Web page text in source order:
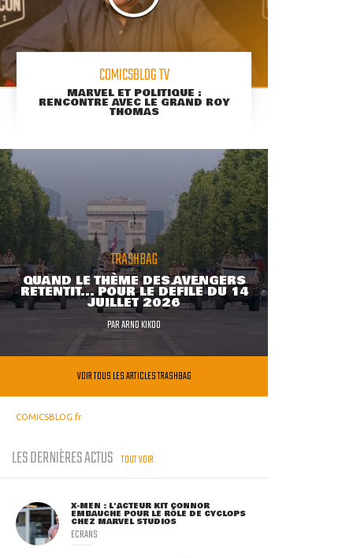
COMICSBLOG TV
MARVEL ET POLITIQUE :
RENCONTRE AVEC LE GRAND ROY
THOMAS
TRASHBAG
QUAND LE THÈME DES AVENGERS
RETENTIT... POUR LE DÉFILÉ DU 14
JUILLET 2026
PARARNO KIKOO
VOIR TOUS LES ARTICLES TRASHBAG
COMICSBLOG.fr
LES DERNIÈRES ACTUS TOUT VOIR
X-MEN : L'ACTEUR KIT CONNOR
EMBAUCHÉ POUR LE RÔLE DE CYCLOPS
CHEZ MARVEL STUDIOS
ECRANS